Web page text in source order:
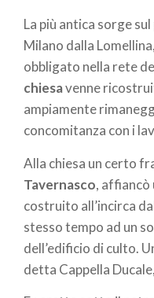
La più antica sorge
Milano dalla
obbligato nella rete
chiesavenne
ampiamente
concomitanza con i
Alla chiesa un certo
Tavernasco, affiancò
costruito all’incirca
stesso tempo ad un
dell’edificio di culto.
detta Cappella